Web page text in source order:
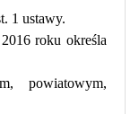
1 ustawy.
roku określa
powiatowym,